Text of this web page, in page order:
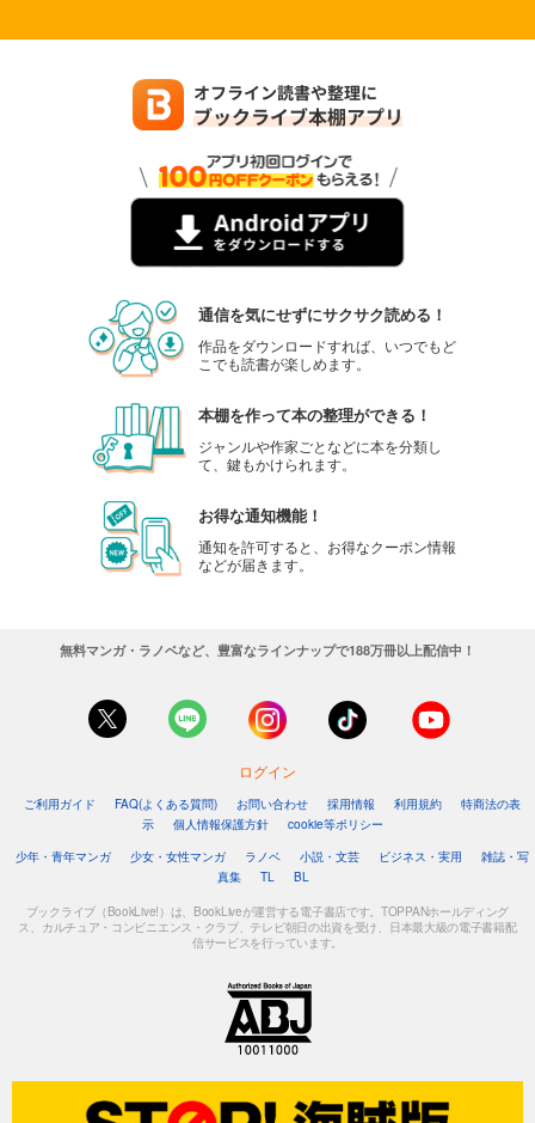
通信を気にせずにサクサク読める！
作品をダウンロードすれば、いつでもど
こでも読書が楽しめます。
本棚を作って本の整理ができる！
ジャンルや作家ごとなどに本を分類し
て、鍵もかけられます。
お得な通知機能！
通知を許可すると、お得なクーポン情報
などが届きます。
無料マンガ・ラノベなど、豊富なラインナップで188万冊以上配信中！
ログイン
ご利用ガイド FAQ(よくある質問) お問い合わせ 採用情報 利用規約
特商法の表
示
個人情報保護方針
cookie等ポリシー
少年・青年マンガ
少女・女性マンガ ラノベ 小説・文芸 ビジネス・実用
雑誌・写
真集
TL BL
ブックライブ（BookLive!）は、BookLiveが運営する電子書店です。TOPPANホールディング
ス、カルチュア・コンビニエンス・クラブ、テレビ朝日の出資を受け、日本最大級の電子書籍配
信サービスを行っています。